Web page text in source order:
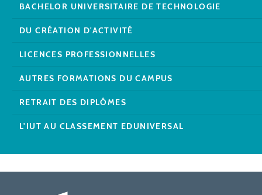
BACHELOR UNIVERSITAIRE DE TECHNOLOGIE
DU CRÉATION D'ACTIVITÉ
LICENCES PROFESSIONNELLES
AUTRES FORMATIONS DU CAMPUS
RETRAIT DES DIPLÔMES
L'IUT AU CLASSEMENT EDUNIVERSAL